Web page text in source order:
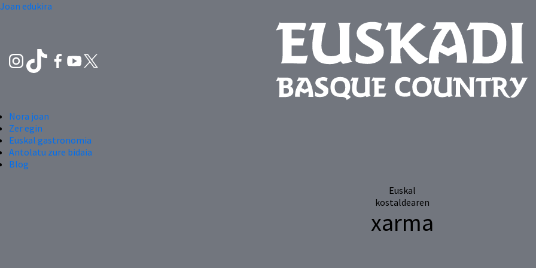
Joan edukira
Nora joan
Zer egin
Euskal gastronomia
Antolatu zure bidaia
Blog
Euskal
kostaldearen
xarma